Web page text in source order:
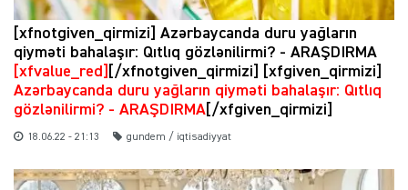
[xfnotgiven_qirmizi] Azərbaycanda duru yağların
qiyməti bahalaşır: Qıtlıq gözlənilirmi? - ARAŞDIRMA
[xfvalue_red]
[/xfnotgiven_qirmizi] [xfgiven_qirmizi]
Azərbaycanda duru yağların qiyməti bahalaşır: Qıtlıq
gözlənilirmi? - ARAŞDIRMA [/xfgiven_qirmizi]
18.06.22 - 21:13 gundem / iqtisadiyyat